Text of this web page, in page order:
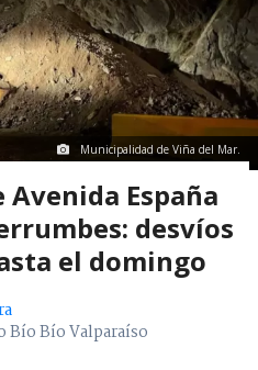
Municipalidad de Viña del Mar.
España
desvíos
el domingo
Bío Bío Valparaíso